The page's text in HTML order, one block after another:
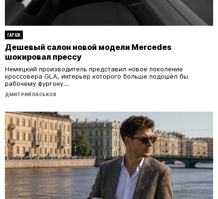
ГАРАЖ
Дешевый салон новой модели Mercedes
шокировал прессу
ДМИТРИЙ ЛАСЬКОВ
Немецкий производитель представил новое поколение
кроссовера GLA, интерьер которого больше подошел бы
рабочему фургону...